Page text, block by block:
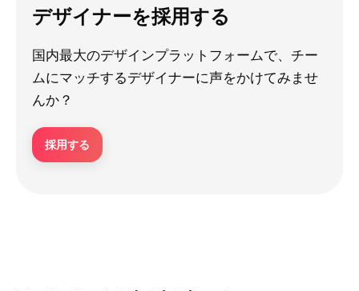
デザイナーを採用する
国内最大のデザインプラットフォームで、チー
ムにマッチするデザイナーに声をかけてみませ
んか？
採用する